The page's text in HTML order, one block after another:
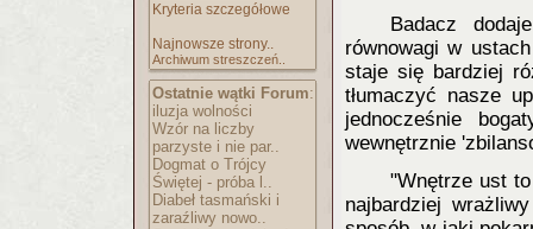
Kryteria szczegółowe
Najnowsze strony..
Archiwum streszczeń..
Ostatnie wątki Forum:
iluzja wolności
Wzór na liczby
parzyste i nie par..
Dogmat o Trójcy
Świętej - próba l..
Diabeł tasmański i
zaraźliwy nowo..
Badacz
równowagi w
staje się bardziej
tłumaczyć nasze
jednocześnie
wewnętrznie
"Wnętrze ust
najbardziej